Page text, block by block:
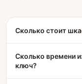
Сколько стоит
Сколько времени
ключ?